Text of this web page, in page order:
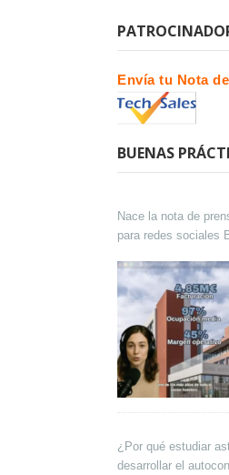
Envía tu Nota
BUENAS
Nace la nota de
para redes sociales
¿Por qué estudiar
desarrollar el